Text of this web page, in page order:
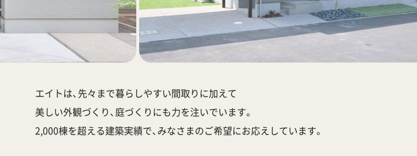
エイトは、先々まで暮らしやすい間取りに加えて
美しい外観づくり、庭づくりにも力を注いでいます。
2,000棟を超える建築実績で、みなさまのご希望にお応えしています。